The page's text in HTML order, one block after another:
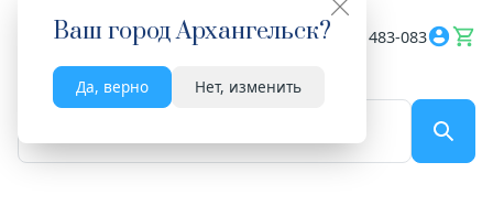
Ваш городАрхангельск?
Да, верно Нет, изменить
Весь сайт 8182 483-083